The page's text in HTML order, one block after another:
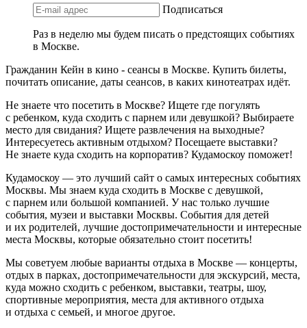
Подписаться
Раз в неделю мы будем писать о предстоящих событиях
в Москве.
Гражданин Кейн в кино - сеансы в Москве. Купить билеты,
почитать описание, даты сеансов, в каких кинотеатрах идёт.
Не знаете что посетить в Москве? Ищете где погулять
с ребенком, куда сходить с парнем или девушкой? Выбираете
место для свидания? Ищете развлечения на выходные?
Интересуетесь активным отдыхом? Посещаете выставки?
Не знаете куда сходить на корпоратив? Кудамоскоу поможет!
Кудамоскоу — это лучший сайт о самых интересных событиях
Москвы. Мы знаем куда сходить в Москве с девушкой,
с парнем или большой компанией. У нас только лучшие
события, музеи и выставки Москвы. События для детей
и их родителей, лучшие достопримечательности и интересные
места Москвы, которые обязательно стоит посетить!
Мы советуем любые варианты отдыха в Москве — концерты,
отдых в парках, достопримечательности для экскурсий, места,
куда можно сходить с ребенком, выставки, театры, шоу,
спортивные мероприятия, места для активного отдыха
и отдыха с семьей, и многое другое.